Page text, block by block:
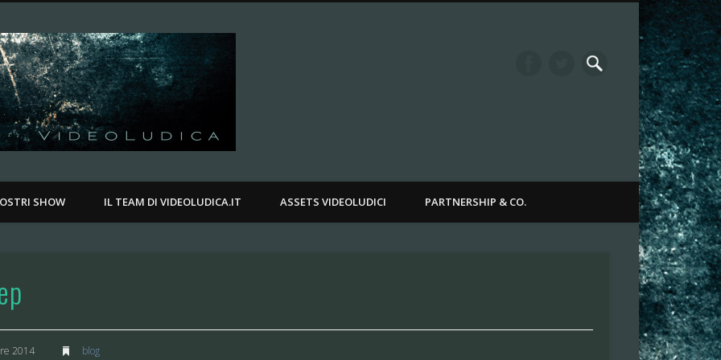
SHOW IL TEAM DI VIDEOLUDICA.IT ASSETS VIDEOLUDICI PARTNERSHIP & CO.
2014 blog